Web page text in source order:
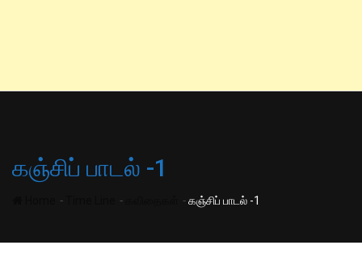
கஞ்சிப் பாடல் -1
- - -கஞ்சிப் பாடல் -1